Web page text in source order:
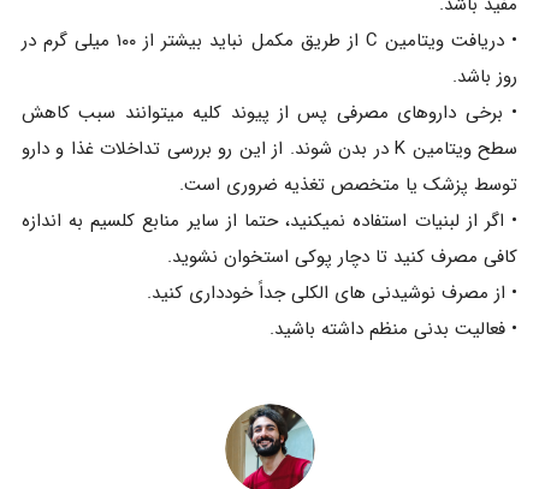
• دریافت ویتامین C از طریق مکمل نباید بیشتر از ۱۰۰ میلی گرم در
روز باشد.
• برخی داروهای مصرفی پس از پیوند کلیه میتوانند سبب کاهش
سطح ویتامین K در بدن شوند. از این رو بررسی تداخلات غذا و دارو
توسط پزشک یا متخصص تغذیه ضروری است.
• اگر از لبنیات استفاده نمیکنید، حتما از سایر منابع کلسیم به اندازه
کافی مصرف کنید تا دچار پوکی استخوان نشوید.
• از مصرف نوشیدنی های الکلی جداً خودداری کنید.
• فعالیت بدنی منظم داشته باشید.